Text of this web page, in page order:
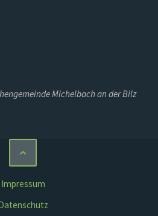
Michelbach an der Bilz
Impressum